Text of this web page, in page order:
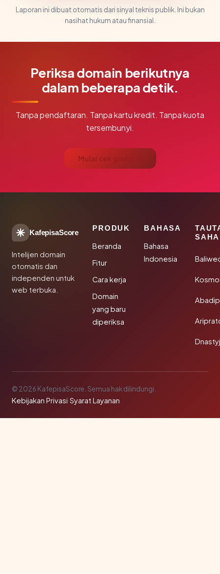
Laporan ini dibuat otomatis dari sinyal teknis publik. Ini bukan
nasihat hukum atau finansial.
Periksa domain berikutnya
dalam beberapa detik.
Tanpa pendaftaran. Tanpa kartu kredit. Tanpa kuota
tersembunyi.
Mulai cek gratis →
KafepisaScore
Intelijen domain
otomatis dan
independen untuk
web terbuka.
PRODUK
Beranda
Fitur
Cara kerja
Domain
yang baru
diperiksa
BAHASA
Bahasa
Indonesia
© 2026 KafepisaScore. Semua hak dilindungi.
Kebijakan Privasi·Syarat Layanan